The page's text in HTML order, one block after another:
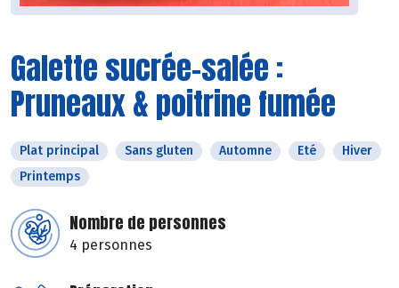
Galette sucrée-salée :
Pruneaux & poitrine fumée
Plat principal Sans gluten Automne Eté
Hiver
Printemps
Nombre de personnes
4 personnes